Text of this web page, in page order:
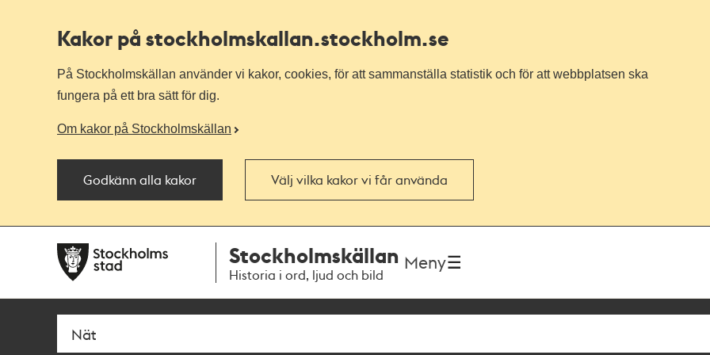
Kakor på stockholmskallan.stockholm.se
På Stockholmskällan använder vi kakor, cookies, för att sammanställa statistik och för att webbplatsen ska
fungera på ett bra sätt för dig.
Om kakor på Stockholmskällan
Godkänn alla kakor Välj vilka kakor vi får använda
navigationen
huvudinnehållet
Stockholmskällan
Historia i ord, ljud och bild
Meny
Sök